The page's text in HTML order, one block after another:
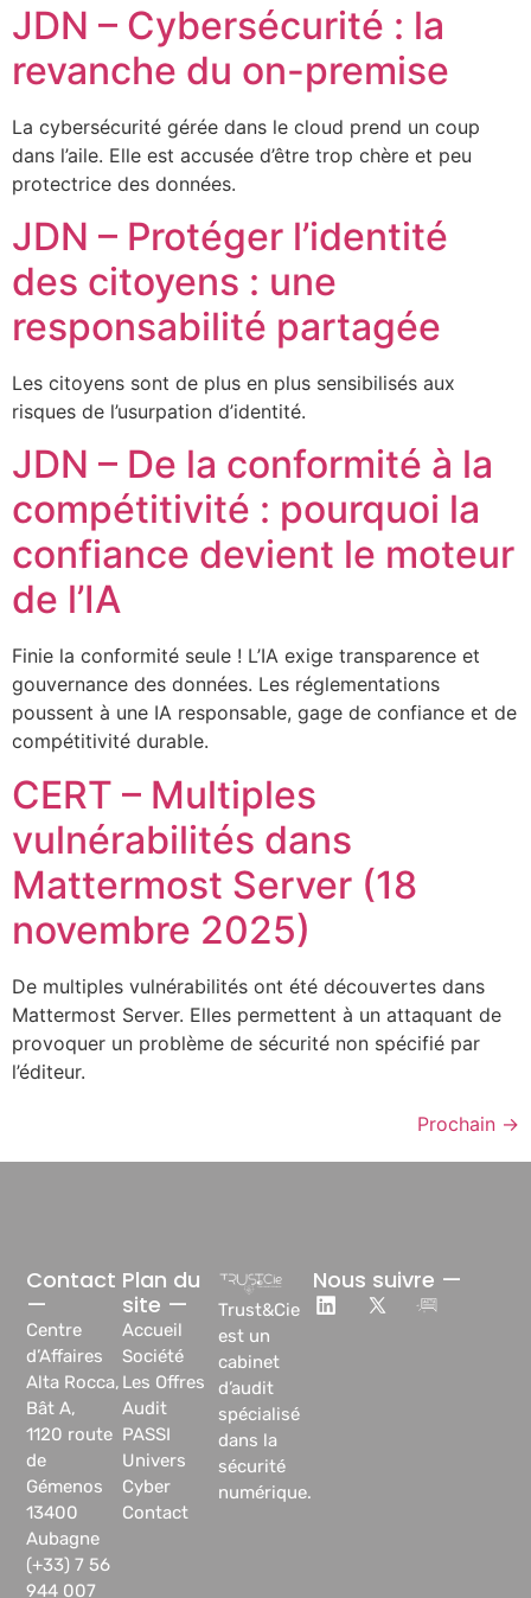
JDN – Cybersécurité : la
revanche du on-premise
La cybersécurité gérée dans le cloud prend un coup
dans l’aile. Elle est accusée d’être trop chère et peu
protectrice des données.
JDN – Protéger l’identité
des citoyens : une
responsabilité partagée
Les citoyens sont de plus en plus sensibilisés aux
risques de l’usurpation d’identité.
JDN – De la conformité à la
compétitivité : pourquoi la
confiance devient le moteur
de l’IA
Finie la conformité seule ! L’IA exige transparence et
gouvernance des données. Les réglementations
poussent à une IA responsable, gage de confiance et de
compétitivité durable.
CERT – Multiples
vulnérabilités dans
Mattermost Server (18
novembre 2025)
De multiples vulnérabilités ont été découvertes dans
Mattermost Server. Elles permettent à un attaquant de
provoquer un problème de sécurité non spécifié par
l’éditeur.
Prochain →
Trust&Cie
est un
cabinet
d’audit
spécialisé
dans la
sécurité
numérique.
Plan du
site —
Accueil
Société
Les Offres
Audit
PASSI
Univers
Cyber
Contact
Contact
—
Centre
d’Affaires
Alta Rocca,
Bât A,
1120 route
de
Gémenos
13400
Aubagne
(+33) 7 56
944 007
Nous suivre —